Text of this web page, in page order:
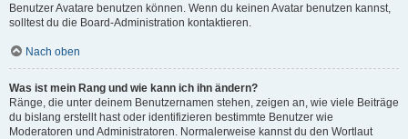
Benutzer Avatare benutzen können. Wenn du keinen Avatar benutzen kannst,
solltest du die Board-Administration kontaktieren.
Nach oben
Was ist mein Rang und wie kann ich ihn ändern?
Ränge, die unter deinem Benutzernamen stehen, zeigen an, wie viele Beiträge
du bislang erstellt hast oder identifizieren bestimmte Benutzer wie
Moderatoren und Administratoren. Normalerweise kannst du den Wortlaut